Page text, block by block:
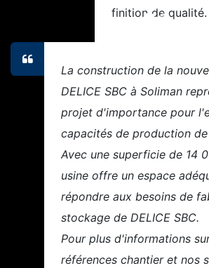
finition de qualité.
La construction de la
DELICE SBC à Soliman
projet d'importance pour
capacités de production
Avec une superficie de 14
usine offre un espace
répondre aux besoins de
stockage de DELICE SBC.
Pour plus d'informations
références chantier et nos